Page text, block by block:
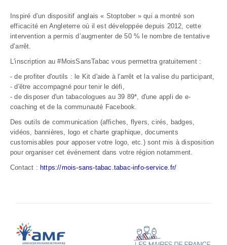
Inspiré d’un dispositif anglais « Stoptober » qui a montré son
efficacité en Angleterre où il est développée depuis 2012, cette
intervention a permis d’augmenter de 50 % le nombre de tentative
d’arrêt.
L'inscription au #MoisSansTabac vous permettra gratuitement :
- de profiter d'outils : le Kit d'aide à l'arrêt et la valise du participant,
- d'être accompagné pour tenir le défi,
- de disposer d'un tabacologues au 39 89*, d'une appli de e-
coaching et de la communauté Facebook.
Des outils de communication (affiches, flyers, cirés, badges,
vidéos, bannières, logo et charte graphique, documents
customisables pour apposer votre logo, etc.) sont mis à disposition
pour organiser cet événement dans votre région notamment.
Contact :https://mois-sans-tabac.tabac-info-service.fr/